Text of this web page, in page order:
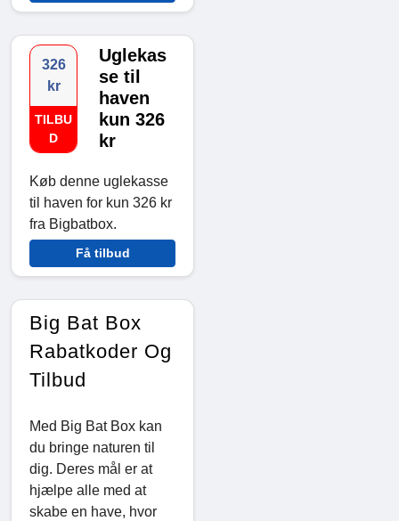
326
kr
TILBU
D
Uglekas
se til
haven
kun 326
kr
Køb denne uglekasse
til haven for kun 326 kr
fra Bigbatbox.
Få tilbud
Big Bat Box
Rabatkoder Og
Tilbud
Med Big Bat Box kan
du bringe naturen til
dig. Deres mål er at
hjælpe alle med at
skabe en have, hvor